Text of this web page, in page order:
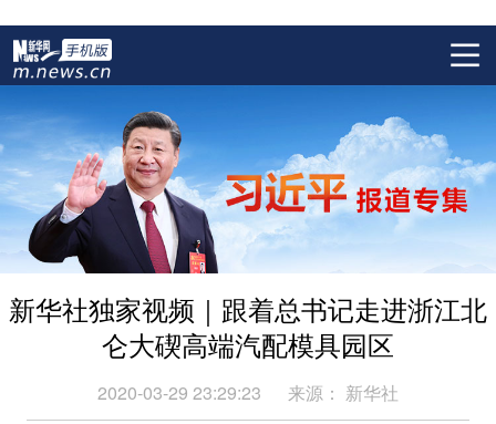
新华社独家视频｜跟着总书记走进浙江北
仑大碶高端汽配模具园区
2020-03-29 23:29:23 来源： 新华社